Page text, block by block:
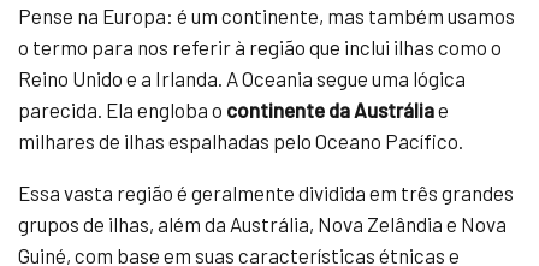
Pense na Europa: é um continente, mas também usamos
o termo para nos referir à região que inclui ilhas como o
Reino Unido e a Irlanda. A Oceania segue uma lógica
parecida. Ela engloba o continente da Austráliae
milhares de ilhas espalhadas pelo Oceano Pacífico.
Essa vasta região é geralmente dividida em três grandes
grupos de ilhas, além da Austrália, Nova Zelândia e Nova
Guiné, com base em suas características étnicas e